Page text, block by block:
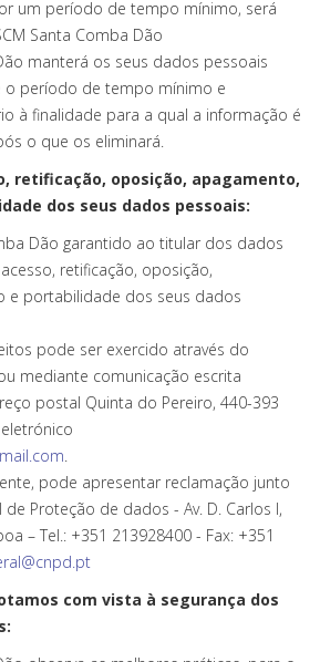
um período de tempo mínimo, será
Santa Comba Dão
manterá os seus dados pessoais
o período de tempo mínimo e
à finalidade para a qual a informação é
o que os eliminará.
retificação, oposição, apagamento,
dos seus dados pessoais:
Dão garantido ao titular dos dados
retificação, oposição,
e portabilidade dos seus dados
pode ser exercido através do
mediante comunicação escrita
postal Quinta do Pereiro, 440-393
.
pode apresentar reclamação junto
Proteção de dados - Av. D. Carlos I,
– Tel.: +351 213928400 - Fax: +351
com vista à segurança dos